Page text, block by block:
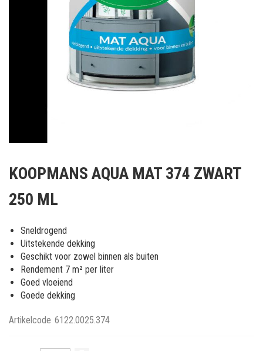
het
van
afbeeldingen-
gallerij
KOOPMANS AQUA MAT 374 ZWART
250 ML
Sneldrogend
Uitstekende dekking
Geschikt voor zowel binnen als buiten
Rendement 7 m² per liter
Goed vloeiend
Goede dekking
Artikelcode 6122.0025.374